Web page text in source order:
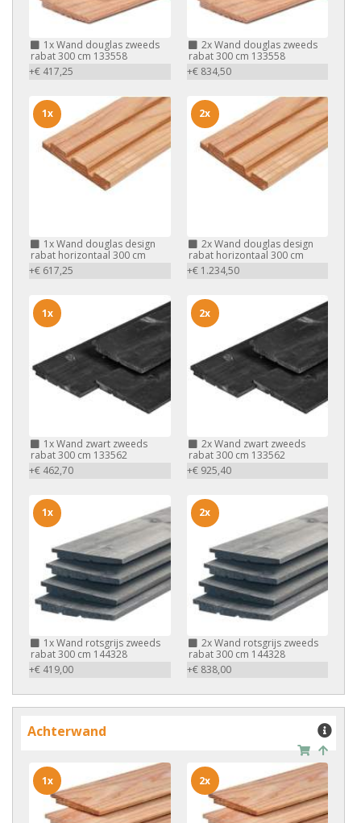
1xWand douglas zweeds
rabat 300 cm 133558
+€ 417,25
2xWand douglas zweeds
rabat 300 cm 133558
+€ 834,50
1xWand douglas design
rabat horizontaal 300 cm
+€ 617,25
1x
2xWand douglas design
rabat horizontaal 300 cm
+€ 1.234,50
2x
1xWand zwart zweeds
rabat 300 cm 133562
+€ 462,70
1x
2xWand zwart zweeds
rabat 300 cm 133562
+€ 925,40
2x
1xWand rotsgrijs zweeds
rabat 300 cm 144328
+€ 419,00
1x
2xWand rotsgrijs zweeds
rabat 300 cm 144328
+€ 838,00
2x
Achterwand
1x 2x